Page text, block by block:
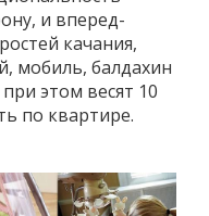
и вперед-
качания,
мобиль, балдахин
этом весят 10
по квартире.